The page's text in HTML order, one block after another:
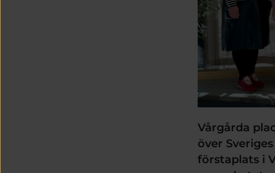
Vårgårda
över
förstaplats i